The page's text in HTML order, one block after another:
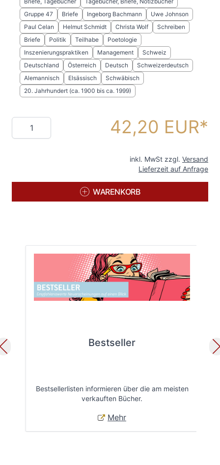
Gruppe 47
Briefe Ingeborg Bachmann
Uwe Johnson
Paul Celan
Helmut Schmidt Christa Wolf
Schreiben
Briefe
Politik Teilhabe
Poetologie
Inszenierungspraktiken
Management
Schweiz
Deutschland
Österreich Deutsch
Schweizerdeutsch
Alemannisch
Elsässisch
Schwäbisch
20. Jahrhundert (ca. 1900 bis ca. 1999)
Menge 42,20 EUR
inkl. MwSt zzgl. Versand
Lieferzeit auf Anfrage
WARENKORB
Bestseller
Bestsellerlisten informieren über die am meisten
verkauften Bücher.
Mehr